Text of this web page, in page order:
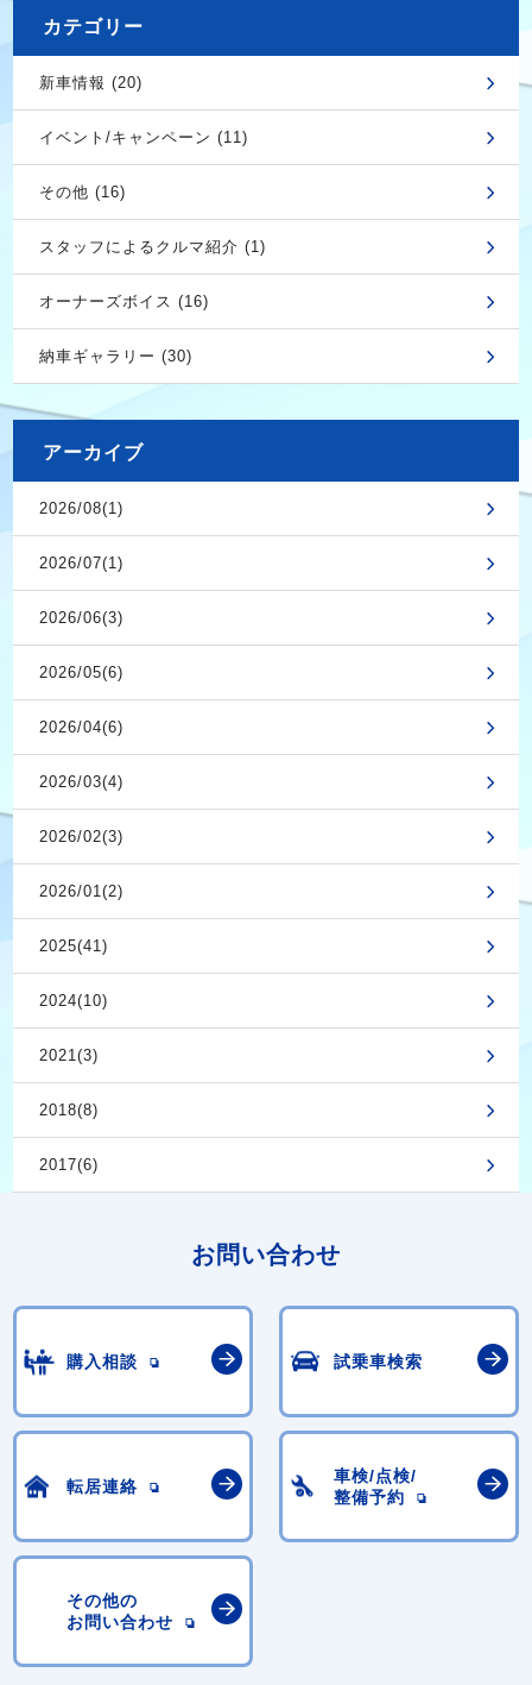
カテゴリー
新車情報 (20)
イベント/キャンペーン (11)
その他 (16)
スタッフによるクルマ紹介 (1)
オーナーズボイス (16)
納車ギャラリー (30)
アーカイブ
2026/08(1)
2026/07(1)
2026/06(3)
2026/05(6)
2026/04(6)
2026/03(4)
2026/02(3)
2026/01(2)
2025(41)
2024(10)
2021(3)
2018(8)
2017(6)
お問い合わせ
購入相談 試乗車検索
転居連絡
車検/点検/
整備予約
その他の
お問い合わせ